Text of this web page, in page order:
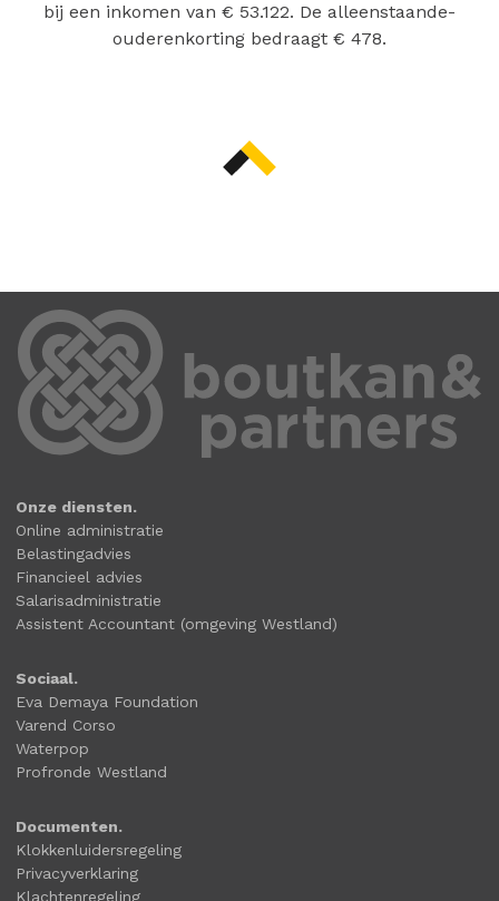
bij een inkomen van € 53.122. De alleenstaande-
ouderenkorting bedraagt € 478.
Onze diensten.
Online administratie
Belastingadvies
Financieel advies
Salarisadministratie
Assistent Accountant (omgeving Westland)
Sociaal.
Eva Demaya Foundation
Varend Corso
Waterpop
Profronde Westland
Documenten.
Klokkenluidersregeling
Privacyverklaring
Klachtenregeling